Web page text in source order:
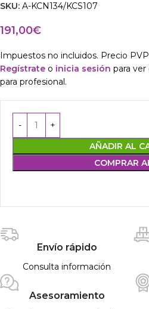
SKU: A-KCN134/KCS107
191,00€
Impuestos no incluidos. Precio
Regístrate o inicia sesión para
para profesional.
AÑADIR AL
COMPRAR
Envío rápido
Consulta información
Asesoramiento